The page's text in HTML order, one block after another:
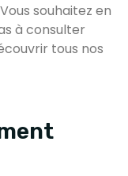
souhaitez en
à consulter
tous nos